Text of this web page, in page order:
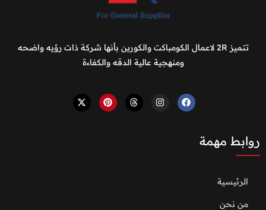
تتميز 2R لاعمال الكومباكت والكورين بأنها شركة ذات رؤيه واضحه
ومنهجية عالية الدقه والكفاءة
روابط مهمة
الرئيسية
من نحن